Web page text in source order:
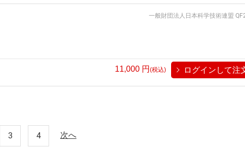
一般財団法人日本科学技術連盟
11,000 円(税込) ログインして注
3 4 次へ